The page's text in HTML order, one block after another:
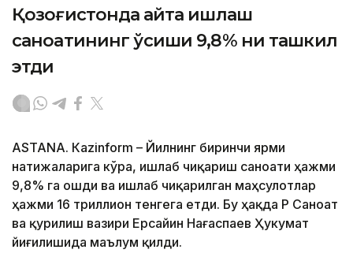
Қозоғистонда қайта ишлаш
саноатининг ўсиши 9,8% ни ташкил
этди
ASTANА. Кazinform – Йилнинг биринчи ярми
натижаларига кўра, ишлаб чиқариш саноати ҳажми
9,8% га ошди ва ишлаб чиқарилган маҳсулотлар
ҳажми 16 триллион тенгега етди. Бу ҳақда ҚР Саноат
ва қурилиш вазири Ерсайин Нағаспаев Ҳукумат
йиғилишида маълум қилди.